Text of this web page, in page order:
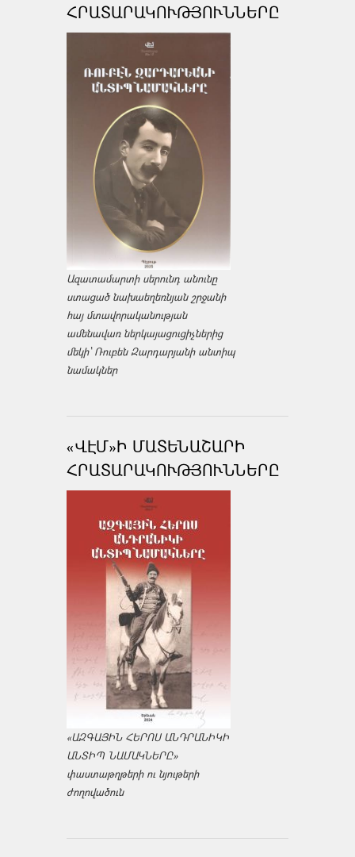
ՀՐԱՏԱՐԱԿՈՒԹՅՈՒՆՆԵՐԸ
Ազատամարտի սերունդ անունը
ստացած նախաեղեռնյան շրջանի
հայ մտավորականության
ամենավառ ներկայացուցիչներից
մեկի՝ Ռուբեն Զարդարյանի անտիպ
նամակներ
«ՎԷՄ»Ի ՄԱՏԵՆԱՇԱՐԻ
ՀՐԱՏԱՐԱԿՈՒԹՅՈՒՆՆԵՐԸ
«ԱԶԳԱՅԻՆ ՀԵՐՈՍ ԱՆԴՐԱՆԻԿԻ
ԱՆՏԻՊ ՆԱՄԱԿՆԵՐԸ»
փաստաթղթերի ու նյութերի
ժողովածուն